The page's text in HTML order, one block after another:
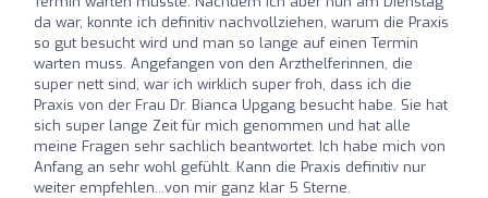
da war, konnte ich definitiv nachvollziehen, warum die Praxis
so gut besucht wird und man so lange auf einen Termin
warten muss. Angefangen von den Arzthelferinnen, die
super nett sind, war ich wirklich super froh, dass ich die
Praxis von der Frau Dr. Bianca Upgang besucht habe. Sie hat
sich super lange Zeit für mich genommen und hat alle
meine Fragen sehr sachlich beantwortet. Ich habe mich von
Anfang an sehr wohl gefühlt. Kann die Praxis definitiv nur
weiter empfehlen...von mir ganz klar 5 Sterne.